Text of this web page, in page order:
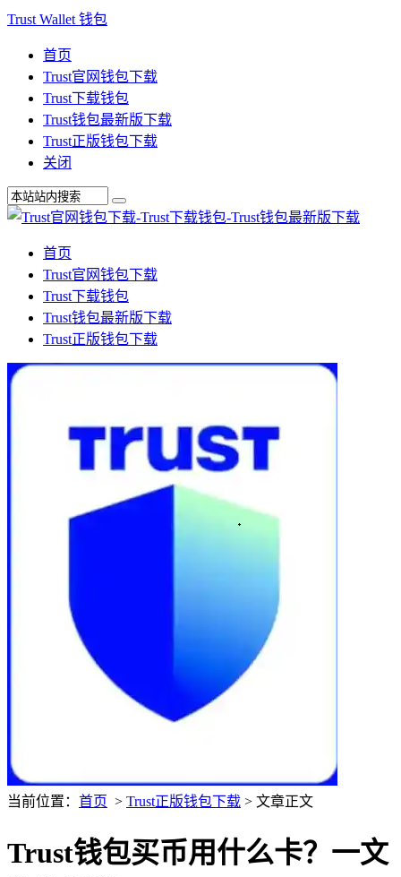
Trust Wallet 钱包
首页
Trust官网钱包下载
Trust下载钱包
Trust钱包最新版下载
Trust正版钱包下载
关闭
首页
Trust官网钱包下载
Trust下载钱包
Trust钱包最新版下载
Trust正版钱包下载
当前位置： 首页 > Trust正版钱包下载 > 文章正文
Trust钱包买币用什么卡？一文